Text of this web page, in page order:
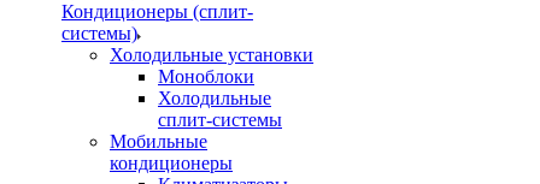
Кондиционеры (сплит-
системы)
Холодильные установки
Моноблоки
Холодильные
сплит-системы
Мобильные
кондиционеры